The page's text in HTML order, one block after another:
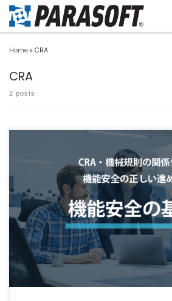
Home » CRA
CRA
2 posts